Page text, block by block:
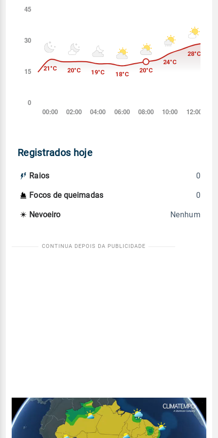
Registrados hoje
Raios 0
Focos de queimadas 0
Nevoeiro Nenhum